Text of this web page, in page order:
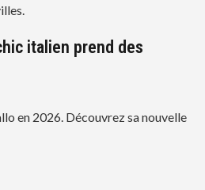
italien prend des
en 2026. Découvrez sa nouvelle